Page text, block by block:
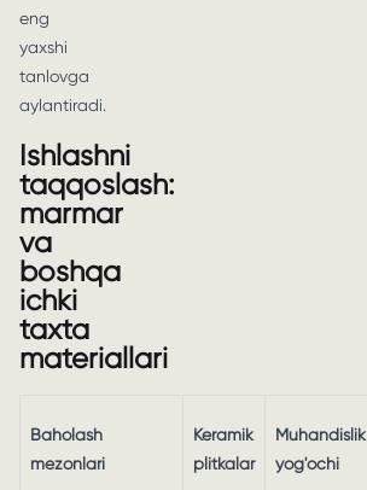
eng
yaxshi
tanlovga
aylantiradi.
Ishlashni
taqqoslash:
marmar
va
boshqa
ichki
taxta
materiallari
Baholash
mezonlari
Keramik
plitkalar
Muhandislik
yog'ochi